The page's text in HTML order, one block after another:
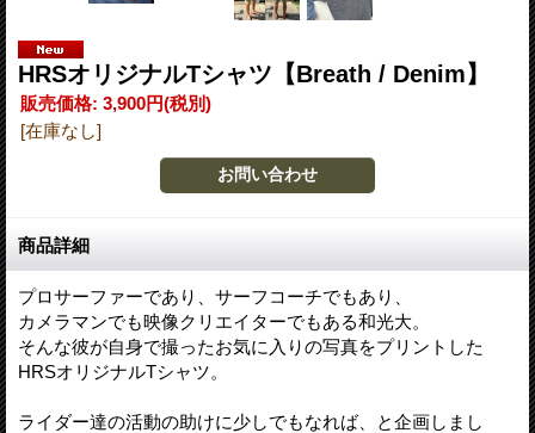
HRSオリジナルTシャツ【Breath / Denim】
販売価格: 3,900円(税別)
[在庫なし]
商品詳細
プロサーファーであり、サーフコーチでもあり、
カメラマンでも映像クリエイターでもある和光大。
そんな彼が自身で撮ったお気に入りの写真をプリントした
HRSオリジナルTシャツ。
ライダー達の活動の助けに少しでもなれば、と企画しまし